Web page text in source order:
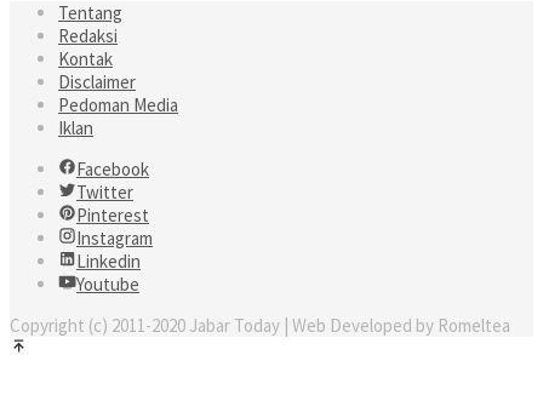
Tentang
Redaksi
Kontak
Disclaimer
Pedoman Media
Iklan
Facebook
Twitter
Pinterest
Instagram
Linkedin
Youtube
Copyright (c) 2011-2020 Jabar Today | Web Developed by Romeltea